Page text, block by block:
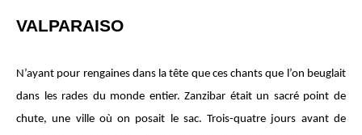
VALPARAISO
N’ayant pour rengaines dans la tête que ces chants que l’on beuglait
dans les rades du monde entier. Zanzibar était un sacré point de
chute, une ville où on posait le sac. Trois-quatre jours avant de